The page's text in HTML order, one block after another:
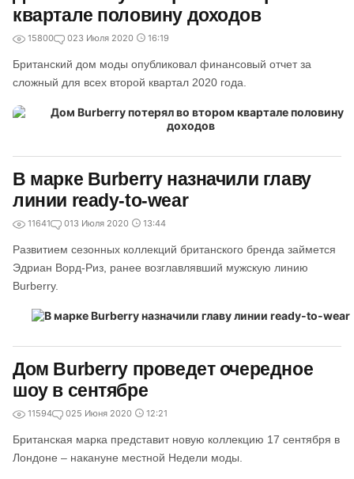
квартале половину доходов
15800 023 Июля 2020 16:19
Британский дом моды опубликовал финансовый отчет за
сложный для всех второй квартал 2020 года.
В марке Burberry назначили главу
линии ready-to-wear
11641 013 Июля 2020 13:44
Развитием сезонных коллекций британского бренда займется
Эдриан Ворд-Риз, ранее возглавлявший мужскую линию
Burberry.
Дом Burberry проведет очередное
шоу в сентябре
11594 025 Июня 2020 12:21
Британская марка представит новую коллекцию 17 сентября в
Лондоне – накануне местной Недели моды.